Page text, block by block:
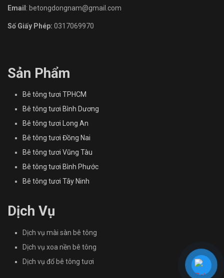
Email : betongdongnam@gmail.com
Số Giấy Phép: 0317069970
Sản Phẩm
Bê tông tươi TPHCM
Bê tông tươi Bình Dương
Bê tông tươi Long An
Bê tông tươi Đồng Nai
Bê tông tươi Vũng Tàu
Bê tông tươi Bình Phước
Bê tông tươi Tây Ninh
Dịch Vụ
Dịch vụ mài sàn bê tông
Dịch vụ xoa nền bê tông
Dịch vụ đổ bê tông tươi